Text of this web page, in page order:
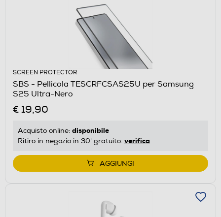
SCREEN PROTECTOR
SBS - Pellicola TESCRFCSAS25U per Samsung
S25 Ultra-Nero
€ 19,90
Acquisto online: disponibile
Ritiro in negozio in 30' gratuito: verifica
AGGIUNGI